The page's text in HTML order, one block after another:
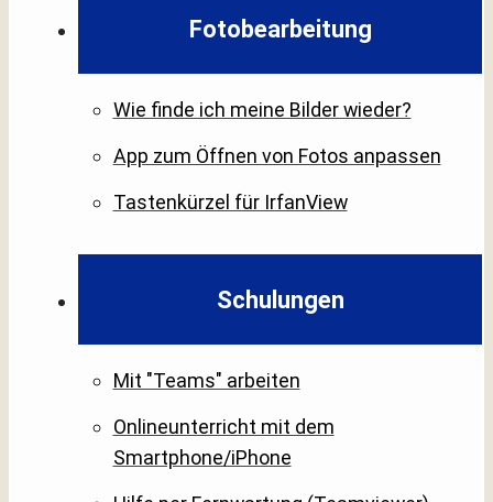
Fotobearbeitung
Wie finde ich meine Bilder wieder?
App zum Öffnen von Fotos anpassen
Tastenkürzel für IrfanView
Schulungen
Mit "Teams" arbeiten
Onlineunterricht mit dem
Smartphone/iPhone